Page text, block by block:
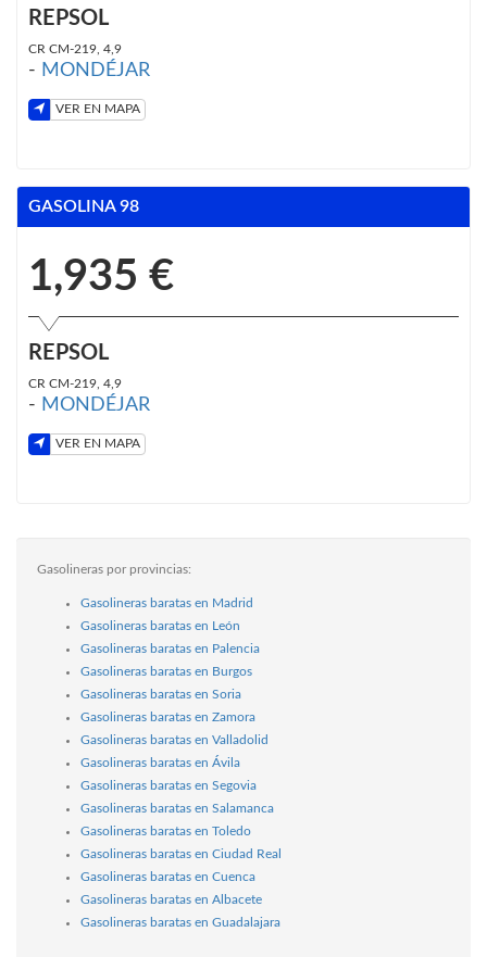
REPSOL
CR CM-219, 4,9
- MONDÉJAR
VER EN MAPA
GASOLINA 98
1,935 €
REPSOL
CR CM-219, 4,9
- MONDÉJAR
VER EN MAPA
Gasolineras por provincias:
Gasolineras baratas en Madrid
Gasolineras baratas en León
Gasolineras baratas en Palencia
Gasolineras baratas en Burgos
Gasolineras baratas en Soria
Gasolineras baratas en Zamora
Gasolineras baratas en Valladolid
Gasolineras baratas en Ávila
Gasolineras baratas en Segovia
Gasolineras baratas en Salamanca
Gasolineras baratas en Toledo
Gasolineras baratas en Ciudad Real
Gasolineras baratas en Cuenca
Gasolineras baratas en Albacete
Gasolineras baratas en Guadalajara